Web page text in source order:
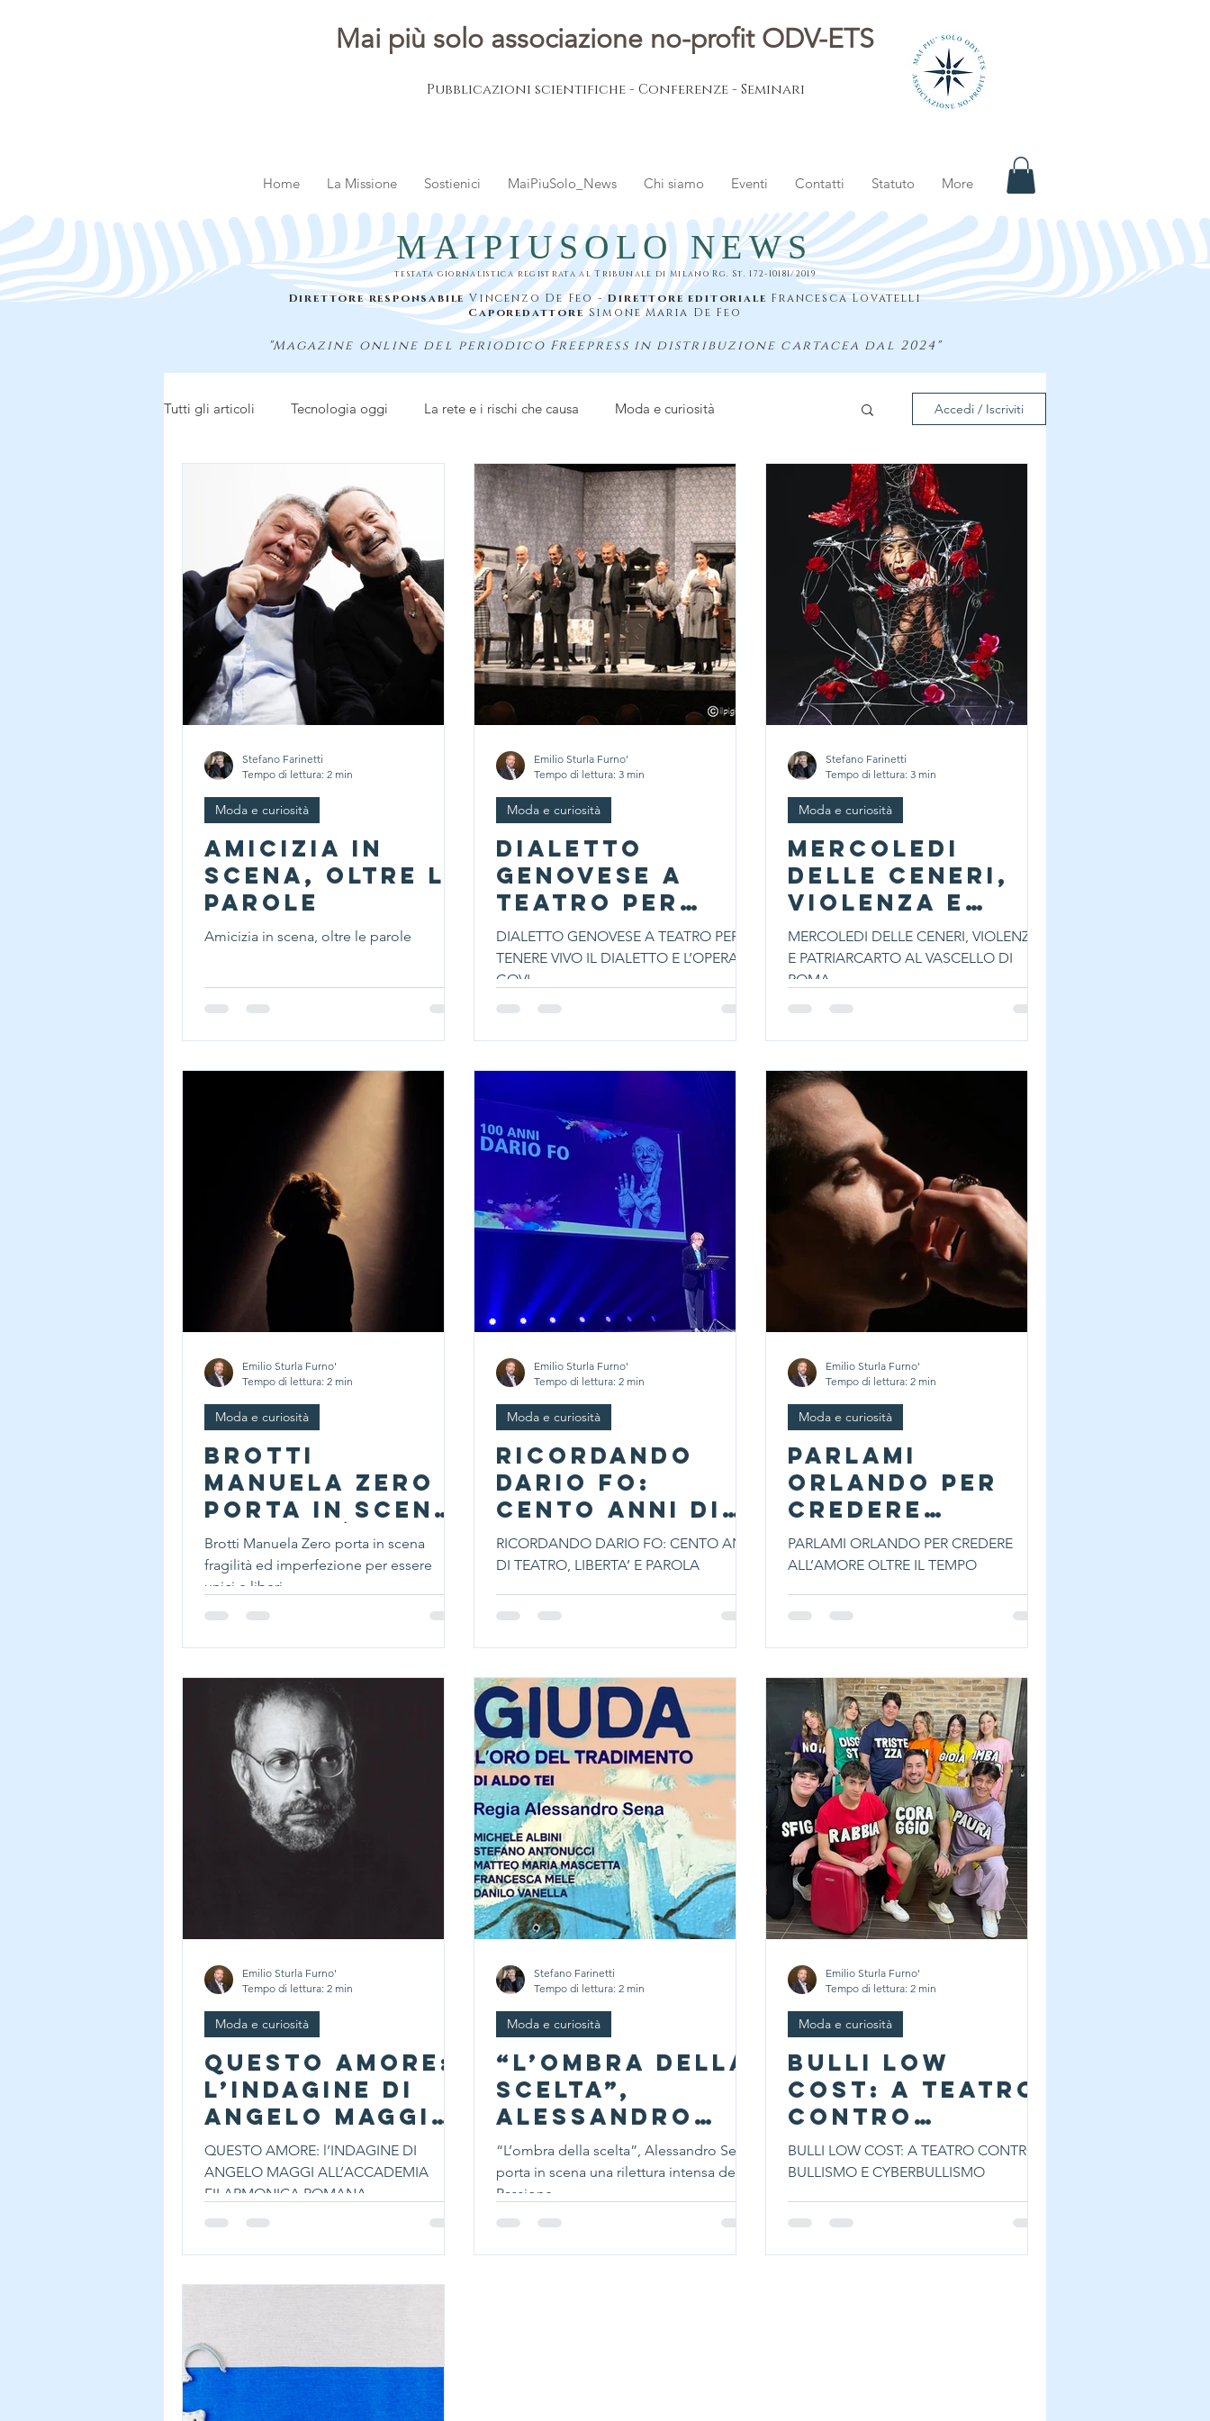
Mai più solo associazione no-profit ODV-ETS
Pubblicazioni scientifiche - Conferenze - Seminari
Home La Missione Sostienici MaiPiuSolo_News Chi siamo Eventi Contatti Statuto More
MAIPIUSOLO NEWS
testata giornalistica registrata al Tribunale di Milano Rg. St. 172-10181/2019
Direttore responsabileVincenzo De Feo -Direttore editoriale Francesca Lovatelli
Caporedattore Simone Maria De Feo
"Magazine online del periodico Freepress in distribuzione cartacea dal 2024"
Tutti gli articoli Tecnologia oggi La rete e i rischi che causa Moda e curiosità
Parola ai giovani L'esperto risponde
Notizie dal mondo
Accedi / Iscriviti
Amicizia in
scena, oltre le
parole
Amicizia in scena, oltre le parole
Moda e curiosità
Stefano Farinetti
Tempo di lettura: 2 min
DIALETTO
GENOVESE A
TEATRO PER
TENERE VIVO IL
DIALETTO E
L’OPERA DI GOVI
DIALETTO GENOVESE A TEATRO PER
TENERE VIVO IL DIALETTO E L’OPERA DI
GOVI
Moda e curiosità
Emilio Sturla Furno'
Tempo di lettura: 3 min
MERCOLEDI
DELLE CENERI,
VIOLENZA E
PATRIARCATO AL
VASCELLO DI
ROMA
MERCOLEDI DELLE CENERI, VIOLENZA
E PATRIARCARTO AL VASCELLO DI
ROMA
Moda e curiosità
Stefano Farinetti
Tempo di lettura: 3 min
Brotti
Manuela Zero
porta in scena
fragilità ed
imperfezione
per essere
unici e liberi
Brotti Manuela Zero porta in scena
fragilità ed imperfezione per essere
unici e liberi
Moda e curiosità
Emilio Sturla Furno'
Tempo di lettura: 2 min
RICORDANDO
DARIO FO:
CENTO ANNI DI
TEATRO,
LIBERTA’ E
PAROLA
RICORDANDO DARIO FO: CENTO ANNI
DI TEATRO, LIBERTA’ E PAROLA
Moda e curiosità
Emilio Sturla Furno'
Tempo di lettura: 2 min
PARLAMI
ORLANDO PER
CREDERE
ALL’AMORE
OLTRE IL TEMPO
PARLAMI ORLANDO PER CREDERE
ALL’AMORE OLTRE IL TEMPO
Moda e curiosità
Emilio Sturla Furno'
Tempo di lettura: 2 min
QUESTO AMORE:
l’INDAGINE DI
ANGELO MAGGI
ALL’ACCADEMIA
FILARMONICA
ROMANA
QUESTO AMORE: l’INDAGINE DI
ANGELO MAGGI ALL’ACCADEMIA
FILARMONICA ROMANA
Moda e curiosità
Emilio Sturla Furno'
Tempo di lettura: 2 min
“L’ombra della
scelta”,
Alessandro
Sena porta in
scena una
rilettura
intensa della
Passione
“L’ombra della scelta”, Alessandro Sena
porta in scena una rilettura intensa della
Passione
Moda e curiosità
Stefano Farinetti
Tempo di lettura: 2 min
BULLI LOW
COST: A TEATRO
CONTRO
BULLISMO E
CYBERBULLISMO
BULLI LOW COST: A TEATRO CONTRO
BULLISMO E CYBERBULLISMO
Moda e curiosità
Emilio Sturla Furno'
Tempo di lettura: 2 min